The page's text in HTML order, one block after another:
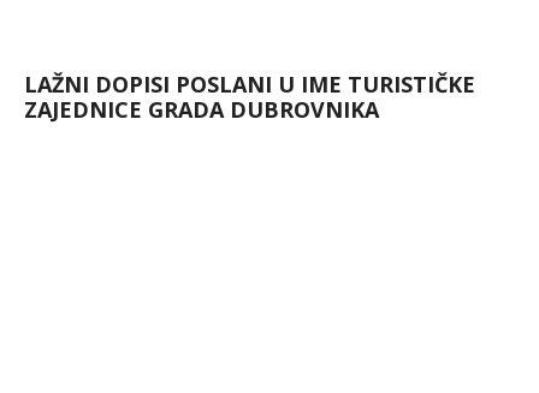
LAŽNI DOPISI POSLANI U IME TURISTIČKE
ZAJEDNICE GRADA DUBROVNIKA